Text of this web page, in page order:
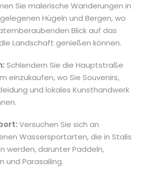
Sie malerische Wanderungen in
Hügeln und Bergen, wo
Blick auf das
Landschaft genießen können.
Schlendern Sie die Hauptstraße
einzukaufen, wo Sie Souvenirs,
und lokales Kunsthandwerk
Versuchen Sie sich an
Wassersportarten, die in Stalis
werden, darunter Paddeln,
und Parasailing.